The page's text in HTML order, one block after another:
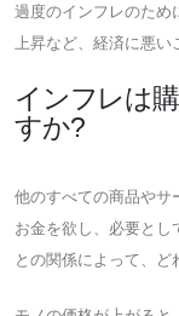
過度のインフレのため
上昇など、経済に悪
インフレは
すか?
他のすべての商品やサ
お金を欲し、必要とし
との関係によって、ど